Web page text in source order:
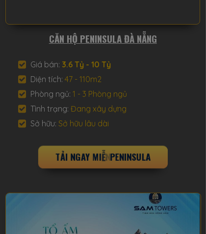
Giá bán: 3.6 Tỷ - 10 Tỷ
Diện tích: 47 - 110m2
Phòng ngủ: 1 - 3 Phòng ngủ
Tình trạng: Đang xây dựng
Sở hữu: Sở hữu lâu dài
CĂN HỘ PENINSULA ĐÀ NẴNG
TẢING AYMIỄN PHÍ